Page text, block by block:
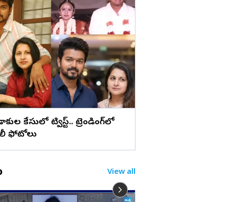
కేసులో ట్విస్ట్.. ట్రెండింగ్‌లో
ఫోటోలు
View all